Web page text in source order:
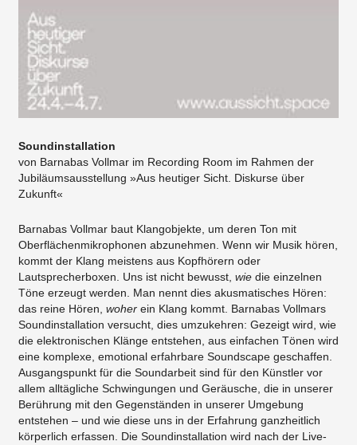
Soundinstallation
von Barnabas Vollmar im Recording Room im Rahmen der
Jubiläumsausstellung »Aus heutiger Sicht. Diskurse über
Zukunft«
Barnabas Vollmar baut Klangobjekte, um deren Ton mit
Oberflächenmikrophonen abzunehmen. Wenn wir Musik hören,
kommt der Klang meistens aus Kopfhörern oder
Lautsprecherboxen. Uns ist nicht bewusst, wie die einzelnen
Töne erzeugt werden. Man nennt dies akusmatisches Hören:
das reine Hören, woher ein Klang kommt. Barnabas Vollmars
Soundinstallation versucht, dies umzukehren: Gezeigt wird, wie
die elektronischen Klänge entstehen, aus einfachen Tönen wird
eine komplexe, emotional erfahrbare Soundscape geschaffen.
Ausgangspunkt für die Soundarbeit sind für den Künstler vor
allem alltägliche Schwingungen und Geräusche, die in unserer
Berührung mit den Gegenständen in unserer Umgebung
entstehen – und wie diese uns in der Erfahrung ganzheitlich
körperlich erfassen. Die Soundinstallation wird nach der Live-